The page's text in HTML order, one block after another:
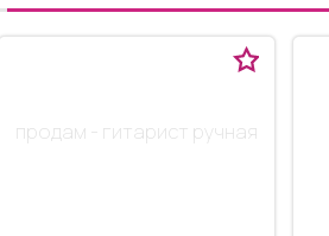
продам - гитарист ручная